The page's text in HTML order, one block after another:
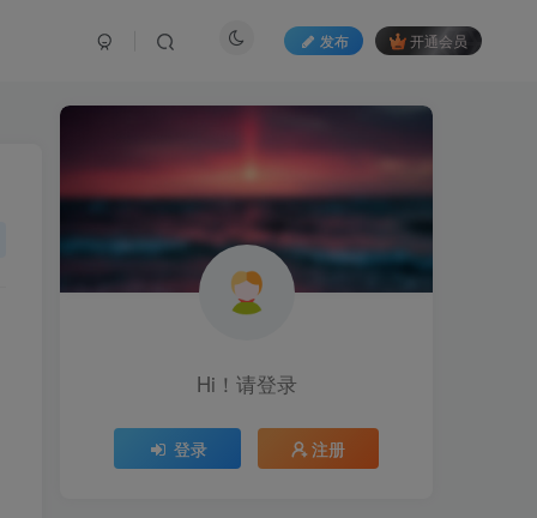
发布 开通会员
Hi！请登录
登录 注册